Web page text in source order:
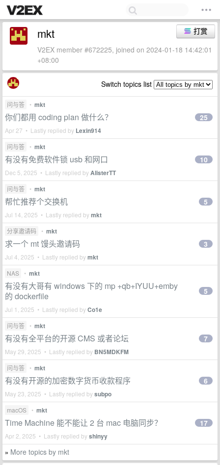
打赏
mkt
V2EX member #672225, joined on 2024-01-18 14:42:01
+08:00
Switch topics list
问与答 • mkt
你们都用 coding plan 做什么？
Apr 27 • Lastly replied by Lexin914
25
问与答 • mkt
有没有免费软件锁 usb 和网口
Dec 5, 2025 • Lastly replied byAlisterTT
10
问与答 • mkt
帮忙推荐个交换机
Jul 14, 2025 • Lastly replied bymkt
5
分享邀请码 • mkt
求一个 mt 馒头邀请码
Jul 4, 2025 • Lastly replied bymkt
3
NAS • mkt
有没有大哥有 windows 下的 mp +qb+IYUU+emby
的 dockerfile
Jul 1, 2025 • Lastly replied byCo1e
5
问与答 • mkt
有没有全平台的开源 CMS 或者论坛
May 29, 2025 • Lastly replied by BN5MDKFM
7
问与答 • mkt
有没有开源的加密数字货币收款程序
May 23, 2025 • Lastly replied bysubpo
6
macOS • mkt
Time Machine 能不能让 2 台 mac 电脑同步？
Apr 2, 2025 • Lastly replied byshinyy
17
» More topics by mkt